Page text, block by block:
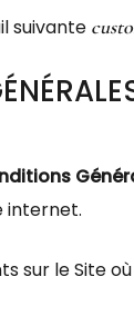
suivante
internet.
sur le